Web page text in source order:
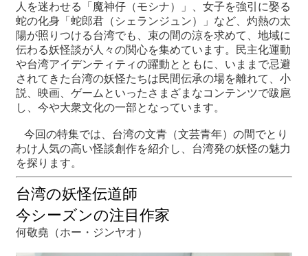
過
去
行
事
台
本
連
リ
ン
ク
人を迷わせる「魔神仔（モシナ）」、女子を強引に娶る
蛇の化身「蛇郎君（シェランジュン）」など、灼熱の太
陽が照りつける台湾でも、束の間の涼を求めて、地域に
伝わる妖怪談が人々の関心を集めています。民主化運動
や台湾アイデンティティの躍動とともに、いままで忌避
されてきた台湾の妖怪たちは民間伝承の場を離れて、小
説、映画、ゲームといったさまざまなコンテンツで跋扈
し、今や大衆文化の一部となっています。
今回の特集では、台湾の文青（文芸青年）の間でとり
わけ人気の高い怪談創作を紹介し、台湾発の妖怪の魅力
を探ります。
台湾の妖怪伝道師
今シーズンの注目作家
何敬堯（ホー・ジンヤオ）